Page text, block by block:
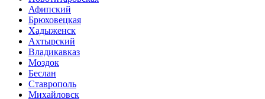
Афипский
Брюховецкая
Хадыженск
Ахтырский
Владикавказ
Моздок
Беслан
Ставрополь
Михайловск